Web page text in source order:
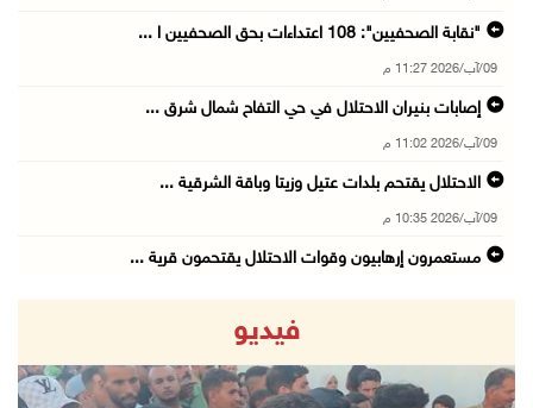
"نقابة الصحفيين": 108 اعتداءات بحق الصحفيين ا ...
09/آب/2026 11:27 م
إصابات بنيران الاحتلال في حي التفاح شمال شرق ...
09/آب/2026 11:02 م
الاحتلال يقتحم بلدات عتيل وزيتا وباقة الشرقية ...
09/آب/2026 10:35 م
مستعمرون إرهابيون وقوات الاحتلال يقتحمون قرية ...
قصف مدفعي للاحتلال وإطلاق نار كثيف شمال ووسط ...
09/آب/2026 10:25 م
فيديو